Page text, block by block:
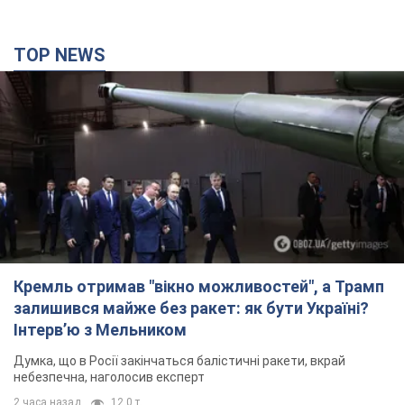
TOP NEWS
Кремль отримав "вікно можливостей", а Трамп
залишився майже без ракет: як бути Україні?
Інтерв’ю з Мельником
Думка, що в Росії закінчаться балістичні ракети, вкрай
небезпечна, наголосив експерт